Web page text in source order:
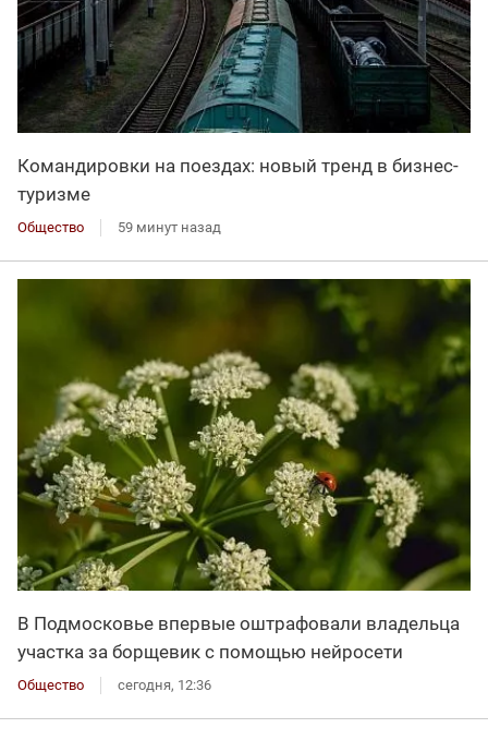
Командировки на поездах: новый тренд в бизнес-
туризме
Общество 59 минут назад
В Подмосковье впервые оштрафовали владельца
участка за борщевик с помощью нейросети
Общество сегодня, 12:36